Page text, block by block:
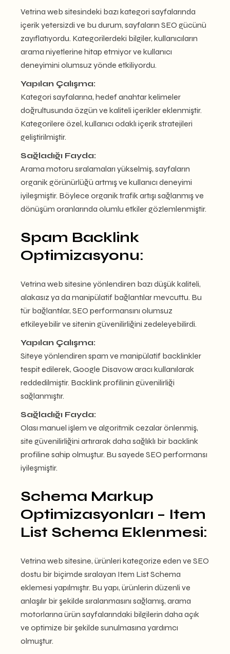
Vetrina web sitesindeki bazı kategori sayfalarında
içerik yetersizdi ve bu durum, sayfaların SEO gücünü
zayıflatıyordu. Kategorilerdeki bilgiler, kullanıcıların
arama niyetlerine hitap etmiyor ve kullanıcı
deneyimini olumsuz yönde etkiliyordu.
Yapılan Çalışma:
Kategori sayfalarına, hedef anahtar kelimeler
doğrultusunda özgün ve kaliteli içerikler eklenmiştir.
Kategorilere özel, kullanıcı odaklı içerik stratejileri
geliştirilmiştir.
Sağladığı Fayda:
Arama motoru sıralamaları yükselmiş, sayfaların
organik görünürlüğü artmış ve kullanıcı deneyimi
iyileşmiştir. Böylece organik trafik artışı sağlanmış ve
dönüşüm oranlarında olumlu etkiler gözlemlenmiştir.
Spam Backlink
Optimizasyonu:
Vetrina web sitesine yönlendiren bazı düşük kaliteli,
alakasız ya da manipülatif bağlantılar mevcuttu. Bu
tür bağlantılar, SEO performansını olumsuz
etkileyebilir ve sitenin güvenilirliğini zedeleyebilirdi.
Yapılan Çalışma:
Siteye yönlendiren spam ve manipülatif backlinkler
tespit edilerek, Google Disavow aracı kullanılarak
reddedilmiştir. Backlink profilinin güvenilirliği
sağlanmıştır.
Sağladığı Fayda:
Olası manuel işlem ve algoritmik cezalar önlenmiş,
site güvenilirliğini artırarak daha sağlıklı bir backlink
profiline sahip olmuştur. Bu sayede SEO performansı
iyileşmiştir.
Schema Markup
Optimizasyonları – Item
List Schema Eklenmesi:
Vetrina web sitesine, ürünleri kategorize eden ve SEO
dostu bir biçimde sıralayan Item List Schema
eklemesi yapılmıştır. Bu yapı, ürünlerin düzenli ve
anlaşılır bir şekilde sıralanmasını sağlamış, arama
motorlarına ürün sayfalarındaki bilgilerin daha açık
ve optimize bir şekilde sunulmasına yardımcı
olmuştur.